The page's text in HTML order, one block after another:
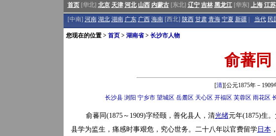
首页[华北] 北京 天津 河北 山西 内蒙古[东北] 辽宁 吉林 黑龙江[华东] 上海 江苏
[中南] 河南 湖北 湖南 广东 广西 海南[西北] 陕西 甘肃 青海 宁夏 新疆 当代 民
您现在的位置 > 首页> 湖南省> 长沙市人物
俞蕃同
[清][公元1875年－1909
长沙县 浏阳 宁乡市 望城区 岳麓区 天心区 开福区 芙蓉区 雨花区
俞蕃同(1875～1909)字经颐，善化县人，清光绪元年(1875)生
县学为监生，痛感时事艰危，究心世务。二十八年以官费留学日本